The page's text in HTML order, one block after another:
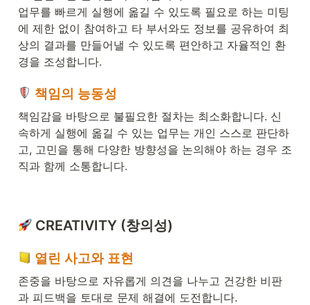
업무를 빠르게 실행에 옮길 수 있도록 필요로 하는 미팅
에 제한 없이 참여하고 타 부서와도 정보를 공유하여 최
상의 결과를 만들어낼 수 있도록 편안하고 자율적인 환
경을 조성합니다.
책임의 능동성
책임감을 바탕으로 불필요한 절차는 최소화합니다. 신
속하게 실행에 옮길 수 있는 업무는 개인 스스로 판단하
고, 고민을 통해 다양한 방향성을 논의해야 하는 경우 조
직과 함께 소통합니다.
CREATIVITY (창의성)
열린 사고와 표현
존중을 바탕으로 자유롭게 의견을 나누고 건강한 비판
과 피드백을 토대로 문제 해결에 도전합니다.